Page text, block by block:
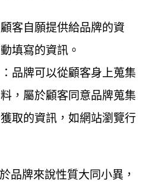
顧客自願提供給品牌的資
填寫的資訊。
：品牌可以從顧客身上蒐集
，屬於顧客同意品牌蒐集
取的資訊，如網站瀏覽行
品牌來說性質大同小異，